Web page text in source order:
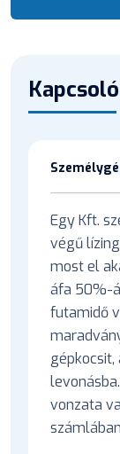
Egy Kft.
végű
most el
áfa 50%-
futamidő
vonzata